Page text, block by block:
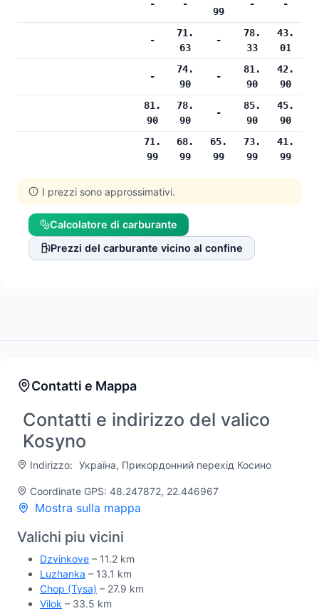
- -
99
- -
-
71.
63
-
78.
33
43.
01
-
74.
90
-
81.
90
42.
90
81.
90
78.
90
-
85.
90
45.
90
71.
99
68.
99
65.
99
73.
99
41.
99
I prezzi sono approssimativi.
Calcolatore di carburante
Prezzi del carburante vicino al confine
Contatti e Mappa
Contatti e indirizzo del valico
Kosyno
Indirizzo: Україна, Прикордонний перехід Косино
Coordinate GPS: 48.247872, 22.446967
Mostra sulla mappa
Valichi piu vicini
Dzvinkove – 11.2 km
Luzhanka – 13.1 km
Chop (Tysa) – 27.9 km
Vilok – 33.5 km